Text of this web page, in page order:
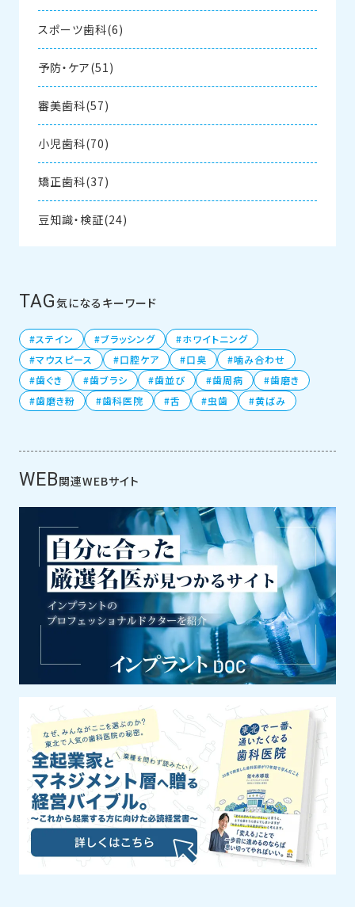
スポーツ歯科(6)
予防・ケア(51)
審美歯科(57)
小児歯科(70)
矯正歯科(37)
豆知識・検証(24)
TAG気になるキーワード
ステイン ブラッシング
ホワイトニング
マウスピース
口腔ケア 口臭
噛み合わせ
歯ぐき
歯ブラシ 歯並び 歯周病
歯磨き
歯磨き粉
歯科医院 舌 虫歯 黄ばみ
WEB関連WEBサイト